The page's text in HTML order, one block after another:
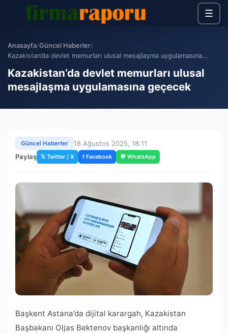
☰
Anasayfa/Güncel Haberler/
Kazakistan’da devlet memurları ulusal mesajlaşma uygulamasına...
Kazakistan’da devlet memurları ulusal
mesajlaşma uygulamasına geçecek
Güncel Haberler
18 Ağustos 2025, 18:11
Paylaş 𝕏 Twitter / X f Facebook 💬 WhatsApp
Başkent Astana’da dijital karargah, Kazakistan
Başbakanı Oljas Bektenov başkanlığı altında